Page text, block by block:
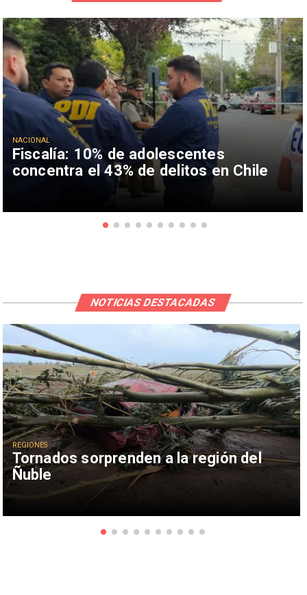
Fiscalía: 10% de adolescentes
concentra el 43% de delitos en Chile
NACIONAL
Tornados sorprenden a la región del
Ñuble
REGIONES
NOTICIAS DESTACADAS